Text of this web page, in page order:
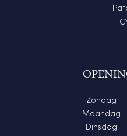
Zondag
Maandag
Dinsdag